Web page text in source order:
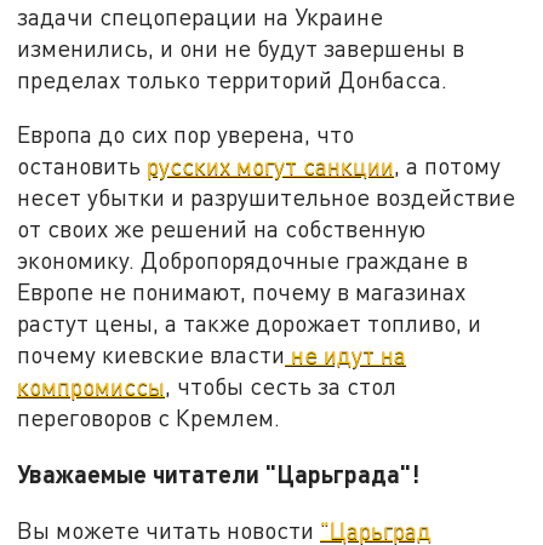
задачи спецоперации на Украине
изменились, и они не будут завершены в
пределах только территорий Донбасса.
Европа до сих пор уверена, что
остановить русских могут санкции, а потому
несет убытки и разрушительное воздействие
от своих же решений на собственную
экономику. Добропорядочные граждане в
Европе не понимают, почему в магазинах
растут цены, а также дорожает топливо, и
почему киевские власти не идут на
компромиссы, чтобы сесть за стол
переговоров с Кремлем.
Уважаемые читатели "Царьграда"!
Вы можете читать новости "Царьград